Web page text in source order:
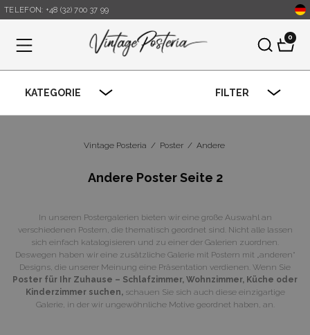
TELEFON: +48 (32) 700 37 99
Menu
0
KATEGORIE FILTER
Vintage Posteria / Poster / Andere
Andere Poster Seite 2
In unseren Postergalerien bieten wir eine große Auswahl an
verschiedenen Postern, die thematisch geordnet sind. Nicht alle lassen
sich einfach katalogisieren und zu einer der Galerien zuordnen.
Deswegen haben wir eine zusätzliche Galerie mit Postern mit „anderen“
Designs, die unserer Meinung eine Präsentation verdienen. Wenn Sie
Poster für Ihr Zuhause – Schlafzimmer, Wohnzimmer, Küche oder
Kinderzimmer suchen,schauen Sie sich auch diese einzigartige
Galerie, in der wir ungewöhnliche Motive geordnet haben, an.